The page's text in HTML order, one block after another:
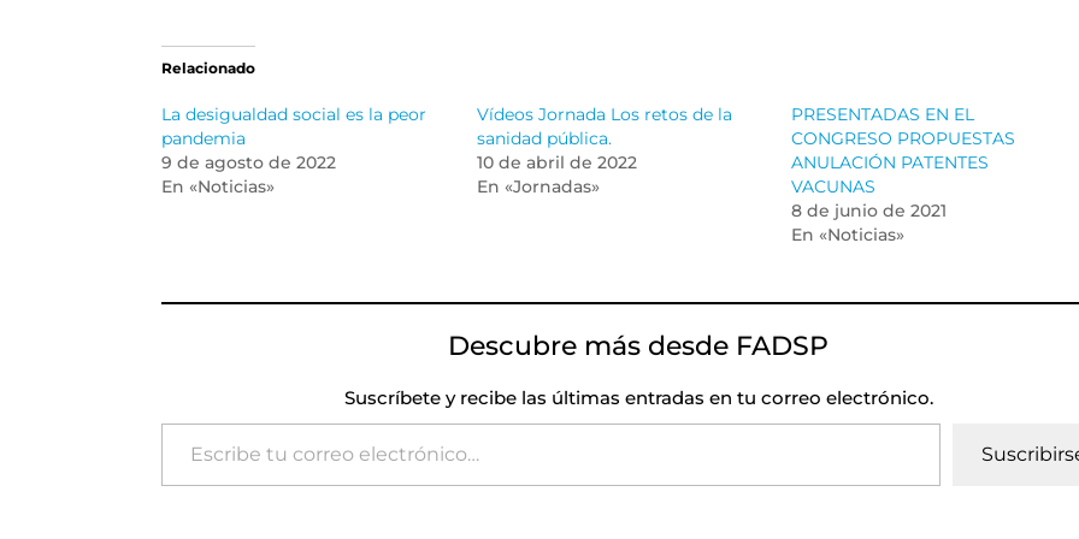
Relacionado
La desigualdad social es la peor
pandemia
9 de agosto de 2022
En «Noticias»
Vídeos Jornada Los retos de la
sanidad pública.
10 de abril de 2022
En «Jornadas»
PRESENTADAS EN EL
CONGRESO PROPUESTAS
ANULACIÓN PATENTES
VACUNAS
8 de junio de 2021
En «Noticias»
Descubre más desde FADSP
Suscríbete y recibe las últimas entradas en tu correo electrónico.
Escribe tu correo electrónico…